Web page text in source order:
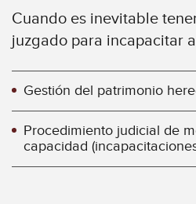
Cuando es inevitable
juzgado para incapacitar
Gestión del patrimonio
Procedimiento judicial de
capacidad